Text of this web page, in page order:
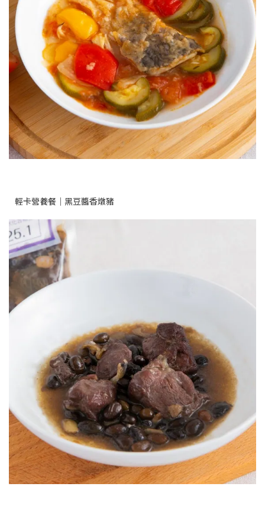
輕卡營養餐｜黑豆醬香燉豬